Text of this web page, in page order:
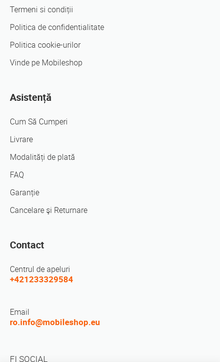
Termeni si condiții
Politica de confidentialitate
Politica cookie-urilor
Vinde pe Mobileshop
Asistență
Cum Să Cumperi
Livrare
Modalități de plată
FAQ
Garanție
Cancelare şi Returnare
Contact
Centrul de apeluri
+421233329584
Email
ro.info@mobileshop.eu
FI SOCIAL